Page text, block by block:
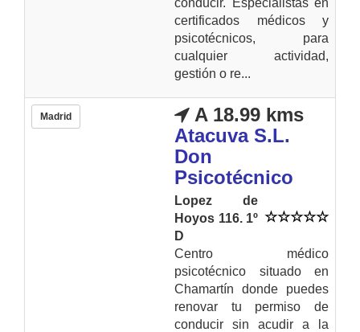
certificados médicos y
psicotécnicos, para
cualquier actividad,
gestión o re...
Madrid
A 18.99 kms
Atacuva S.L.
Don
Psicotécnico
Lopez de
Hoyos 116. 1º
D
Centro médico
psicotécnico situado en
Chamartín donde puedes
renovar tu permiso de
conducir sin acudir a la